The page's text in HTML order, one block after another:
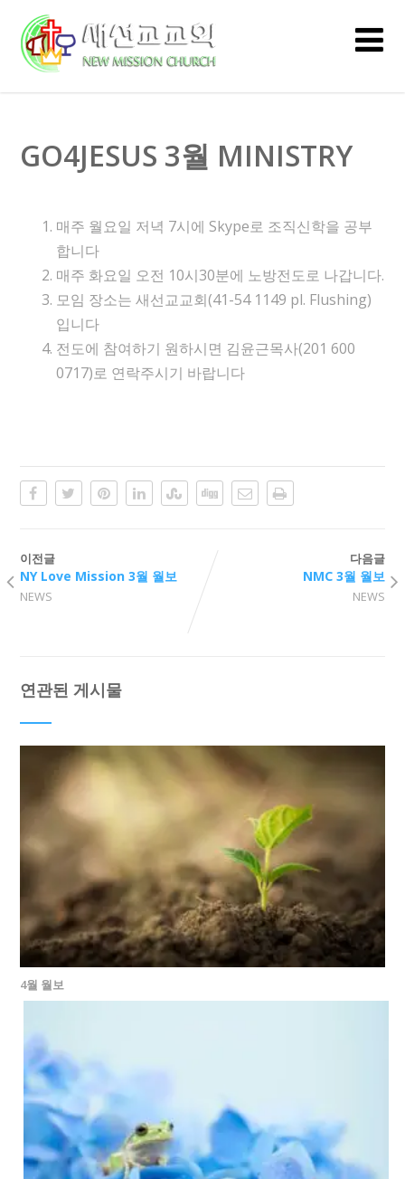
GO4JESUS 3월 MINISTRY
매주 월요일 저녁 7시에 Skype로 조직신학을 공부
합니다
매주 화요일 오전 10시30분에 노방전도로 나갑니다.
모임 장소는 새선교교회(41-54 1149 pl. Flushing)
입니다
전도에 참여하기 원하시면 김윤근목사(201 600
0717)로 연락주시기 바랍니다
이전글
NY Love Mission 3월 월보
NEWS
다음글
NMC 3월 월보
NEWS
연관된 게시물
4월 월보